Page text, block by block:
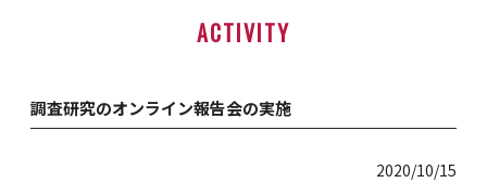
ACTIVITY
調査研究のオンライン報告会の実施
2020/10/15